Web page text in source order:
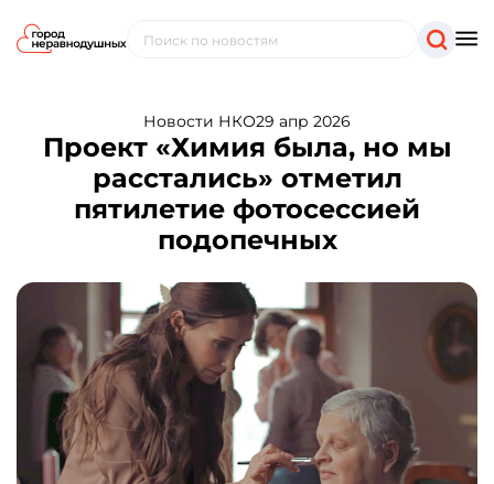
Новости НКО29 апр 2026
Проект «Химия была, но мы
расстались» отметил
пятилетие фотосессией
подопечных